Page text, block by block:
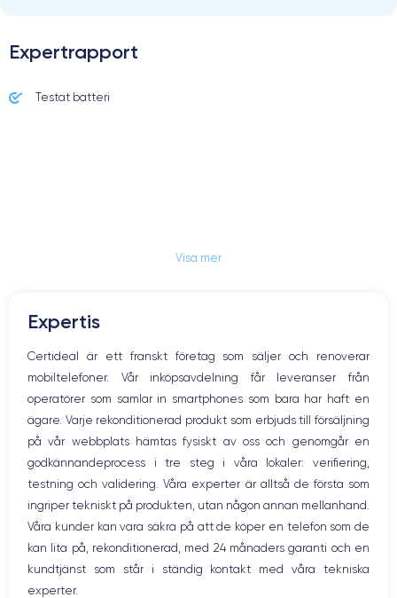
Expertrapport
Testat batteri
Visa mer
Expertis
Certideal är ett franskt företag som säljer och renoverar
mobiltelefoner. Vår inköpsavdelning får leveranser från
operatörer som samlar in smartphones som bara har haft en
ägare. Varje rekonditionerad produkt som erbjuds till försäljning
på vår webbplats hämtas fysiskt av oss och genomgår en
godkännandeprocess i tre steg i våra lokaler: verifiering,
testning och validering. Våra experter är alltså de första som
ingriper tekniskt på produkten, utan någon annan mellanhand.
Våra kunder kan vara säkra på att de köper en telefon som de
kan lita på, rekonditionerad, med 24 månaders garanti och en
kundtjänst som står i ständig kontakt med våra tekniska
experter.